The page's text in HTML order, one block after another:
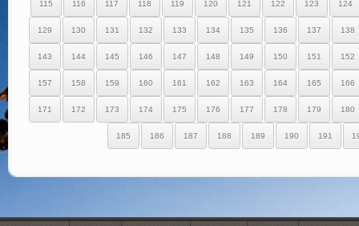
115 116 117 118 119 120 121 122 123 124
129 130 131 132 133 134 135 136 137 138
143 144 145 146 147 148 149 150 151 152
157 158 159 160 161 162 163 164 165 166
171 172 173 174 175 176 177 178 179 180
185 186 187 188 189 190 191